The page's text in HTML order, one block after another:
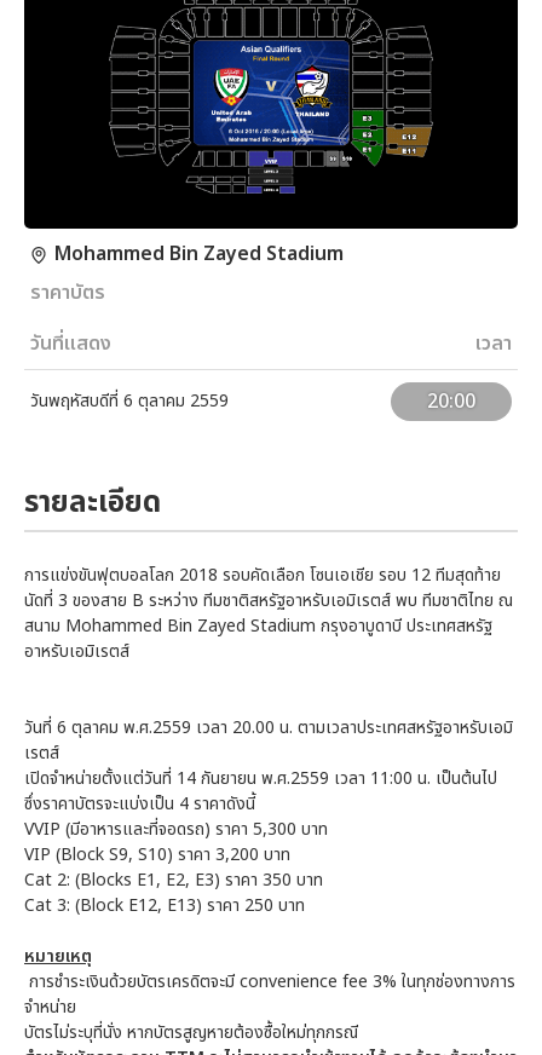
Mohammed Bin Zayed Stadium
ราคาบัตร
วันที่แสดง
เวลา
วันพฤหัสบดีที่ 6 ตุลาคม 2559 20:00
รายละเอียด
การแข่งขันฟุตบอลโลก 2018 รอบคัดเลือก โซนเอเชีย รอบ 12 ทีมสุดท้าย
นัดที่ 3 ของสาย B ระหว่าง ทีมชาติสหรัฐอาหรับเอมิเรตส์ พบ ทีมชาติไทย ณ
สนาม Mohammed Bin Zayed Stadium กรุงอาบูดาบี ประเทศสหรัฐ
อาหรับเอมิเรตส์
วันที่ 6 ตุลาคม พ.ศ.2559 เวลา 20.00 น. ตามเวลาประเทศสหรัฐอาหรับเอมิ
เรตส์
เปิดจำหน่ายตั้งแต่วันที่ 14 กันยายน พ.ศ.2559 เวลา 11:00 น. เป็นต้นไป
ซึ่งราคาบัตรจะแบ่งเป็น 4 ราคาดังนี้
VVIP (มีอาหารและที่จอดรถ) ราคา 5,300 บาท
VIP (Block S9, S10) ราคา 3,200 บาท
Cat 2: (Blocks E1, E2, E3) ราคา 350 บาท
Cat 3: (Block E12, E13) ราคา 250 บาท
หมายเหตุ
การชำระเงินด้วยบัตรเครดิตจะมี convenience fee 3% ในทุกช่องทางการ
จำหน่าย
บัตรไม่ระบุที่นั่ง หากบัตรสูญหายต้องซื้อใหม่ทุกกรณี